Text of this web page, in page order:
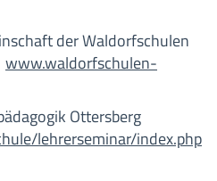
der Waldorfschulen
www.waldorfschulen-
Ottersberg
lehrerseminar/index.php